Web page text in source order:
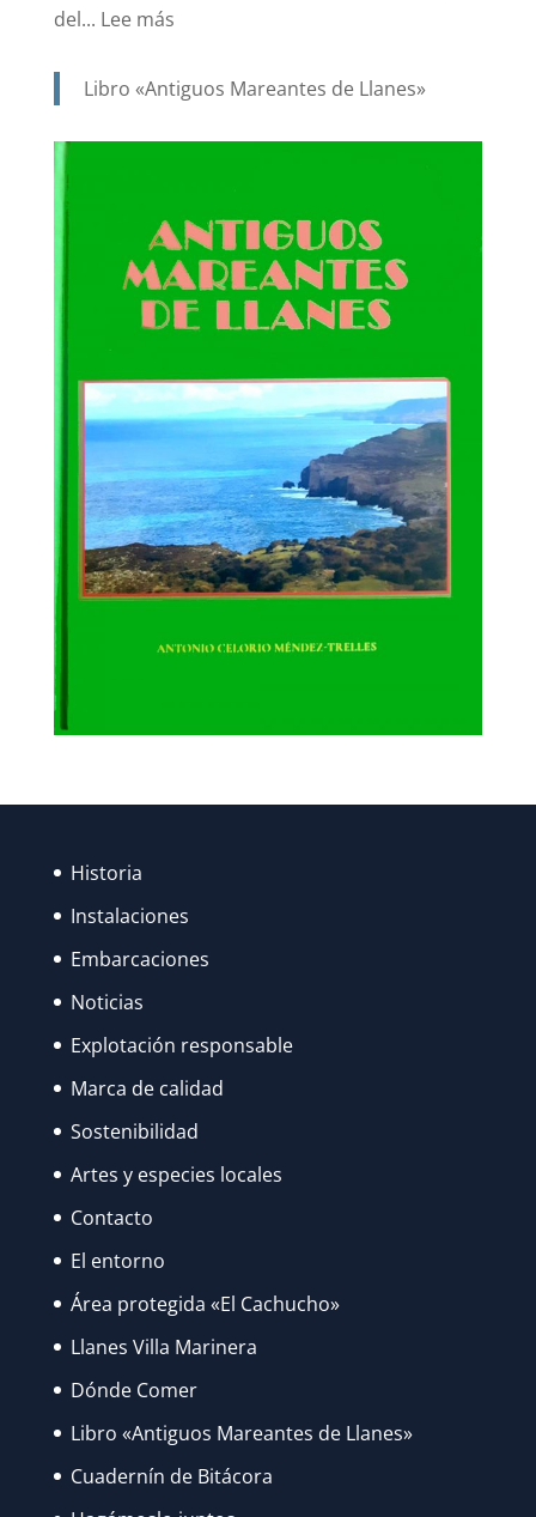
del... Lee más:
ANA.
DE
NUESTRA
MARINERÍA.
Libro «Antiguos Mareantes de Llanes»
Historia
Instalaciones
Embarcaciones
Noticias
Explotación responsable
Marca de calidad
Sostenibilidad
Artes y especies locales
Contacto
El entorno
Área protegida «El Cachucho»
Llanes Villa Marinera
Dónde Comer
Libro «Antiguos Mareantes de Llanes»
Cuadernín de Bitácora